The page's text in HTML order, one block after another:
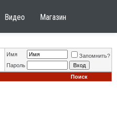
Видео Магазин
Имя
Запомнить?
Пароль
Поиск